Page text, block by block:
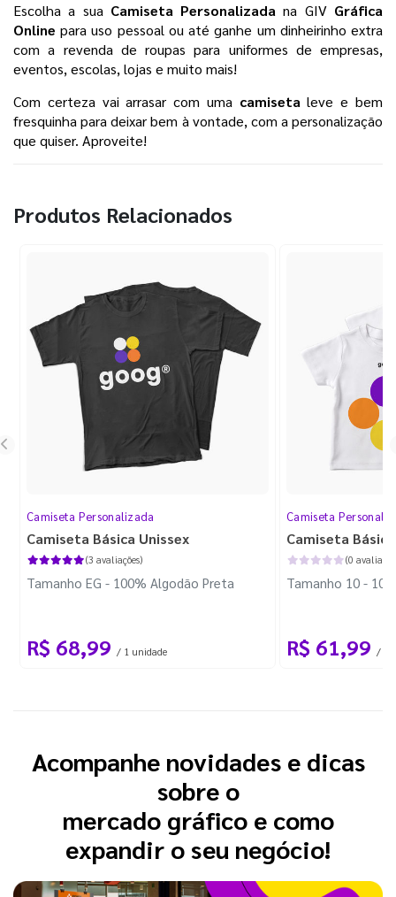
Escolha a sua Camiseta Personalizada na GIV Gráfica
Online para uso pessoal ou até ganhe um dinheirinho extra
com a revenda de roupas para uniformes de empresas,
eventos, escolas, lojas e muito mais!
Com certeza vai arrasar com uma camiseta leve e bem
fresquinha para deixar bem à vontade, com a personalização
que quiser. Aproveite!
Produtos Relacionados
Camiseta Personalizada
Camiseta Básica Unissex
(3 avaliações)
Tamanho EG - 100% Algodão Preta
R$ 68,99 / 1 unidade
Camiseta
Camiseta
(0
Tamanho 10 -
R$ 61,99 / 1
Acompanhe novidades e dicas
sobre o
mercado gráfico e como
expandir o seu negócio!